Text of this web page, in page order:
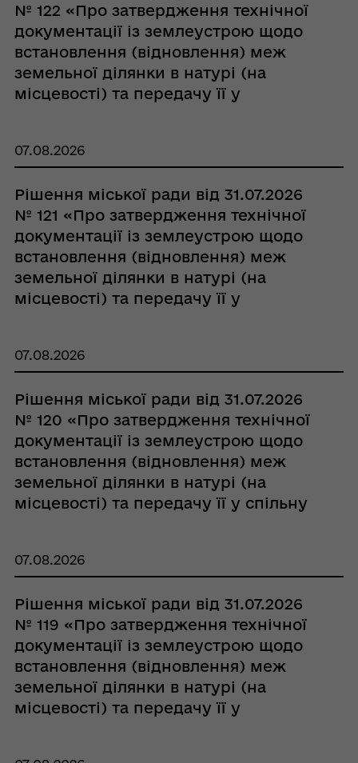
№ 122 «Про затвердження технічної
документації із землеустрою щодо
встановлення (відновлення) меж
земельної ділянки в натурі (на
місцевості) та передачу її у
07.08.2026
Рішення міської ради від 31.07.2026
№ 121 «Про затвердження технічної
документації із землеустрою щодо
встановлення (відновлення) меж
земельної ділянки в натурі (на
місцевості) та передачу її у
07.08.2026
Рішення міської ради від 31.07.2026
№ 120 «Про затвердження технічної
документації із землеустрою щодо
встановлення (відновлення) меж
земельної ділянки в натурі (на
місцевості) та передачу її у спільну
Оксані Андріївні»
07.08.2026
Рішення міської ради від 31.07.2026
№ 119 «Про затвердження технічної
документації із землеустрою щодо
встановлення (відновлення) меж
земельної ділянки в натурі (на
місцевості) та передачу її у